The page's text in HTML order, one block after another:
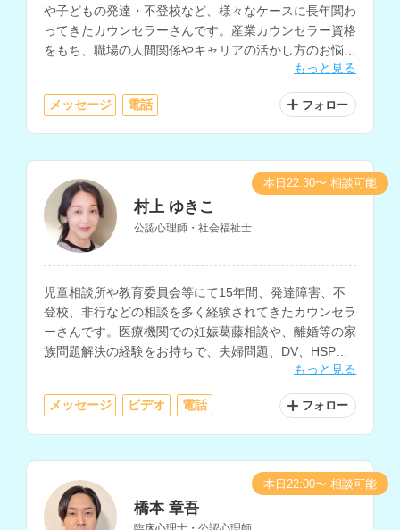
や子どもの発達・不登校など、様々なケースに長年関わ
ってきたカウンセラーさんです。産業カウンセラー資格
をもち、職場の人間関係やキャリアの活かし方のお悩み
もっと見る
メッセージ 電話 フォロー
村上 ゆきこ
公認心理師・社会福祉士
児童相談所や教育委員会等にて15年間、発達障害、不
登校、非行などの相談を多く経験されてきたカウンセラ
ーさんです。医療機関での妊娠葛藤相談や、離婚等の家
族問題解決の経験をお持ちで、夫婦問題、DV、HSP、
職場の悩み、ひきこもり、うつ等のメンタルヘルスの相
もっと見る
メッセージ ビデオ 電話 フォロー
本日22:30〜 相談可能
橋本 章吾
本日22:00〜 相談可能